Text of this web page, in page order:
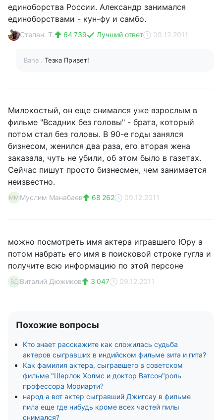
единоборства России. Александр занимался
единоборствами - кун-фу и самбо.
Степан. Т. 64 739 Лучший ответ 09.12.2011
Baha . Тезка Привет!
Милокостый, он еще снимался уже взрослым в
фильме "Всадник без головы" - брата, который
потом стал без головы. В 90-е годы занялся
бизнесом, женился два раза, его вторая жена
заказала, чуть не убили, об этом было в газетах.
Сейчас пишут просто бизнесмен, чем занимается
неизвестно.
ММ Муслим Манабаев 68 262 09.12.2011
можно посмотреть имя актера игравшего Юру а
потом набрать его имя в поисковой строке гугла и
получите всю информацию по этой персоне
ВД Виталий Дюжиков 3 047 09.12.2011
Похожие вопросы
Кто знает расскажите как сложилась судьба
актеров сыгравших в индийском фильме зита и гита?
Как фамилия актера, сыгравшего в советском
фильме "Шерлок Холмс и доктор Ватсон"роль
профессора Мориарти?
народ а вот актер сыгравший Джигсау в фильме
пила еще где нибудь кроме всех частей пилы
снимался?